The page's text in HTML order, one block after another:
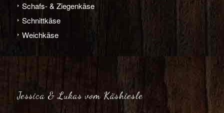
Schafs- & Ziegen­­käse
Schnitt­­käse
Weich­­käse
Jessica & Lukas vom Käshiesle